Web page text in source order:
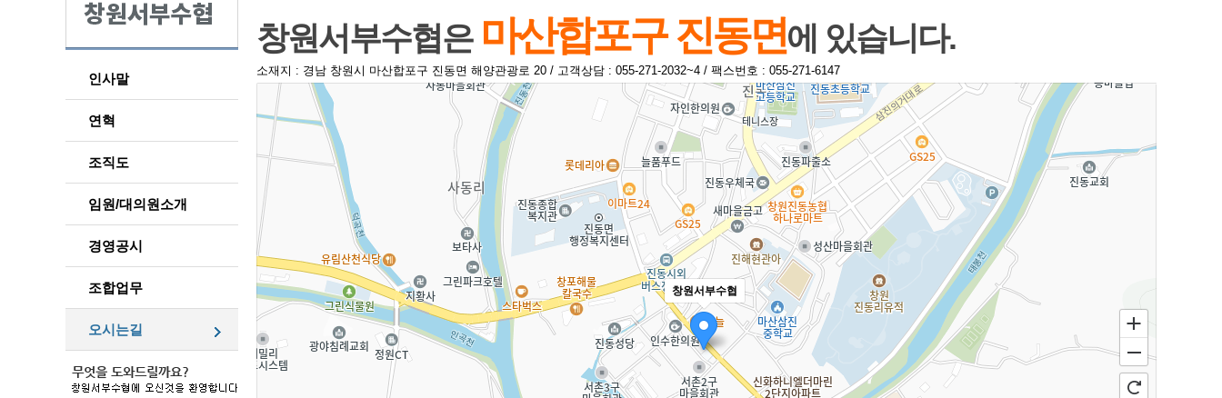
인사말
연혁
조직도
임원/대의원소개
경영공시
조합업무
오시는길
창원서부수협은 마산합포구 진동면에 있습니다.
소재지 : 경남 창원시 마산합포구 진동면 해양관광로 20 / 고객상담 : 055-271-2032~4 / 팩스번호 : 055-271-6147
창원서부수협